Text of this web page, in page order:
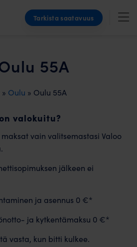
Tarkista saatavuus
55A
» Oulu » Oulu 55A
valokuitu?
vain valitsemastasi Valoo
jälkeen ei
ja asennus 0 €*
ja kytkentämaksu 0 €*
vasta, kun bitti kulkee.